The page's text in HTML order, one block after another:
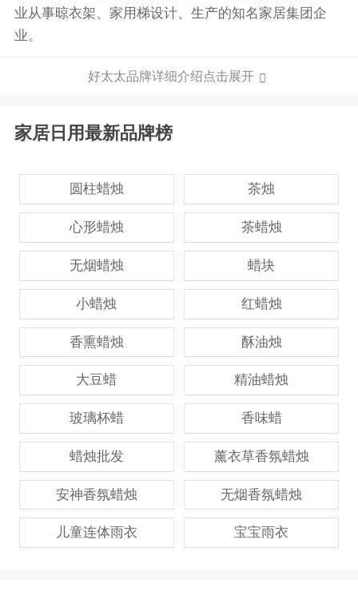
业从事晾衣架、家用梯设计、生产的知名家居集团企
业。
好太太品牌详细介绍点击展开
家居日用最新品牌榜
圆柱蜡烛 茶烛
心形蜡烛 茶蜡烛
无烟蜡烛 蜡块
小蜡烛 红蜡烛
香熏蜡烛 酥油烛
大豆蜡 精油蜡烛
玻璃杯蜡 香味蜡
蜡烛批发 薰衣草香氛蜡烛
安神香氛蜡烛 无烟香氛蜡烛
儿童连体雨衣 宝宝雨衣